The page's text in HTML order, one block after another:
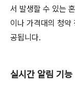
서 발생할 수 있는
이나 가격대의 청약
공됩니다.
실시간 알림 기능